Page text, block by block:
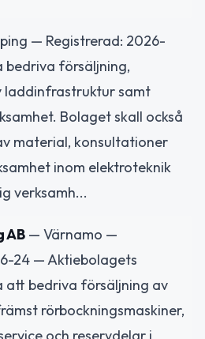
— Registrerad: 2026-
bedriva försäljning,
laddinfrastruktur samt
Bolaget skall också
material, konsultationer
inom elektroteknik
verksamh...
AB — Värnamo —
24 — Aktiebolagets
att bedriva försäljning av
rörbockningsmaskiner,